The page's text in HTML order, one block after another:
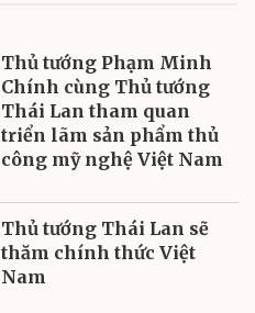
Thủ tướng Phạm Minh
Chính cùng Thủ tướng
Thái Lan tham quan
triển lãm sản phẩm thủ
công mỹ nghệ Việt Nam
Thủ tướng Thái Lan sẽ
thăm chính thức Việt
Nam